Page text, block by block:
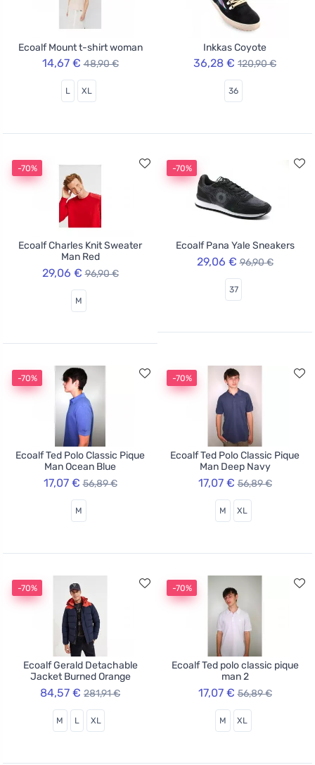
Ecoalf Mount t-shirt woman
14,67 € 48,90 €
L XL
Inkkas Coyote
36,28 € 120,90 €
36
-70%
Ecoalf Charles Knit Sweater
Man Red
29,06 € 96,90 €
M
-70%
Ecoalf Pana Yale Sneakers
29,06 € 96,90 €
37
-70%
Ecoalf Ted Polo Classic Pique
Man Ocean Blue
17,07 € 56,89 €
M
-70%
Ecoalf Ted Polo Classic Pique
Man Deep Navy
17,07 € 56,89 €
M XL
-70%
Ecoalf Gerald Detachable
Jacket Burned Orange
84,57 € 281,91 €
M L XL
-70%
Ecoalf Ted polo classic pique
man 2
17,07 € 56,89 €
M XL